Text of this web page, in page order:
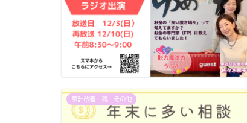
家計改善・税・その他